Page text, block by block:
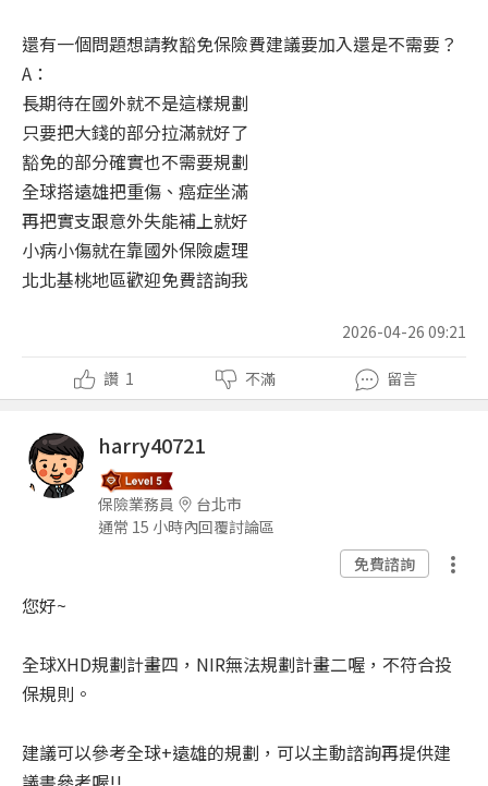
還有一個問題想請教豁免保險費建議要加入還是不需要？
A：
長期待在國外就不是這樣規劃
只要把大錢的部分拉滿就好了
豁免的部分確實也不需要規劃
全球搭遠雄把重傷、癌症坐滿
再把實支跟意外失能補上就好
小病小傷就在靠國外保險處理
北北基桃地區歡迎免費諮詢我
2026-04-26 09:21
讚 1 不滿 留言
harry40721
保險業務員
台北市
通常 15 小時內回覆討論區
免費諮詢
您好~
全球XHD規劃計畫四，NIR無法規劃計畫二喔，不符合投
保規則。
建議可以參考全球+遠雄的規劃，可以主動諮詢再提供建